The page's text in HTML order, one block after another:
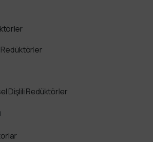
Redüktörler
Dişlili Redüktörler